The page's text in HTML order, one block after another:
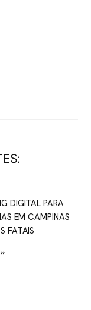
DIGITAL PARA
EM CAMPINAS
FATAIS